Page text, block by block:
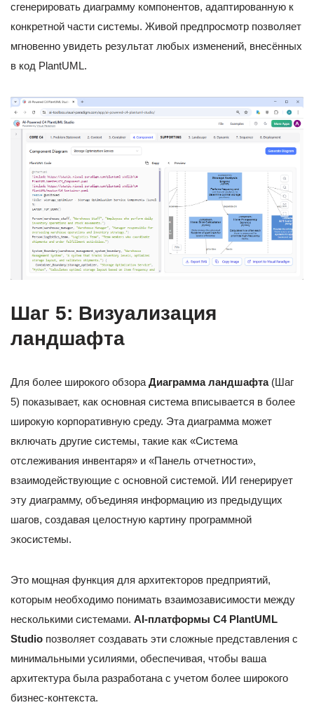
сгенерировать диаграмму компонентов, адаптированную к
конкретной части системы. Живой предпросмотр позволяет
мгновенно увидеть результат любых изменений, внесённых
в код PlantUML.
Шаг 5: Визуализация
ландшафта
Для более широкого обзора Диаграмма ландшафта(Шаг
5) показывает, как основная система вписывается в более
широкую корпоративную среду. Эта диаграмма может
включать другие системы, такие как «Система
отслеживания инвентаря» и «Панель отчетности»,
взаимодействующие с основной системой. ИИ генерирует
эту диаграмму, объединяя информацию из предыдущих
шагов, создавая целостную картину программной
экосистемы.
Это мощная функция для архитекторов предприятий,
которым необходимо понимать взаимозависимости между
несколькими системами. AI-платформы C4 PlantUML
Studio позволяет создавать эти сложные представления с
минимальными усилиями, обеспечивая, чтобы ваша
архитектура была разработана с учетом более широкого
бизнес-контекста.